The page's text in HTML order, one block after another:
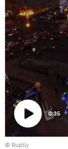
Воспроизвести
видео
0:35
© Ruptly